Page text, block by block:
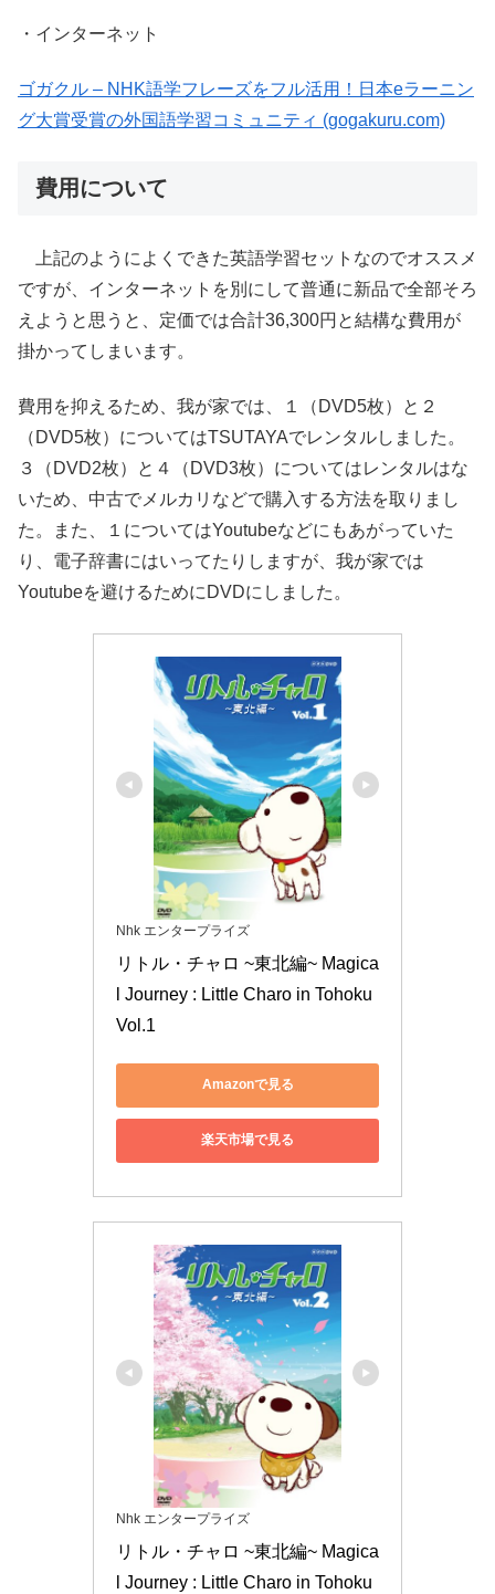
・インターネット
ゴガクル – NHK語学フレーズをフル活用！日本eラーニン
グ大賞受賞の外国語学習コミュニティ (gogakuru.com)
費用について
上記のようによくできた英語学習セットなのでオススメ
ですが、インターネットを別にして普通に新品で全部そろ
えようと思うと、定価では合計36,300円と結構な費用が
掛かってしまいます。
費用を抑えるため、我が家では、１（DVD5枚）と２
（DVD5枚）についてはTSUTAYAでレンタルしました。
３（DVD2枚）と４（DVD3枚）についてはレンタルはな
いため、中古でメルカリなどで購入する方法を取りまし
た。また、１についてはYoutubeなどにもあがっていた
り、電子辞書にはいってたりしますが、我が家では
Youtubeを避けるためにDVDにしました。
Nhk エンタープライズ
リトル・チャロ ~東北編~ Magica
l Journey : Little Charo in Tohoku
Vol.1
Amazonで見る
楽天市場で見る
Nhk エンタープライズ
リトル・チャロ ~東北編~ Magica
l Journey : Little Charo in Tohoku